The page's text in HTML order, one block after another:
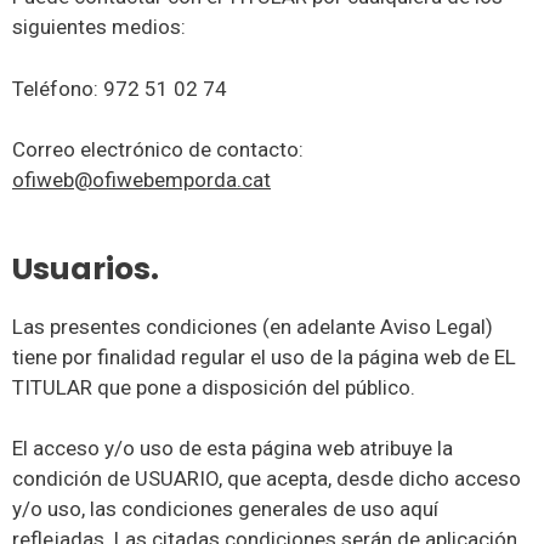
siguientes medios:
Teléfono: 972 51 02 74
Correo electrónico de contacto:
ofiweb@ofiwebemporda.cat
Usuarios.
Las presentes condiciones (en adelante Aviso Legal)
tiene por finalidad regular el uso de la página web de EL
TITULAR que pone a disposición del público.
El acceso y/o uso de esta página web atribuye la
condición de USUARIO, que acepta, desde dicho acceso
y/o uso, las condiciones generales de uso aquí
reflejadas. Las citadas condiciones serán de aplicación